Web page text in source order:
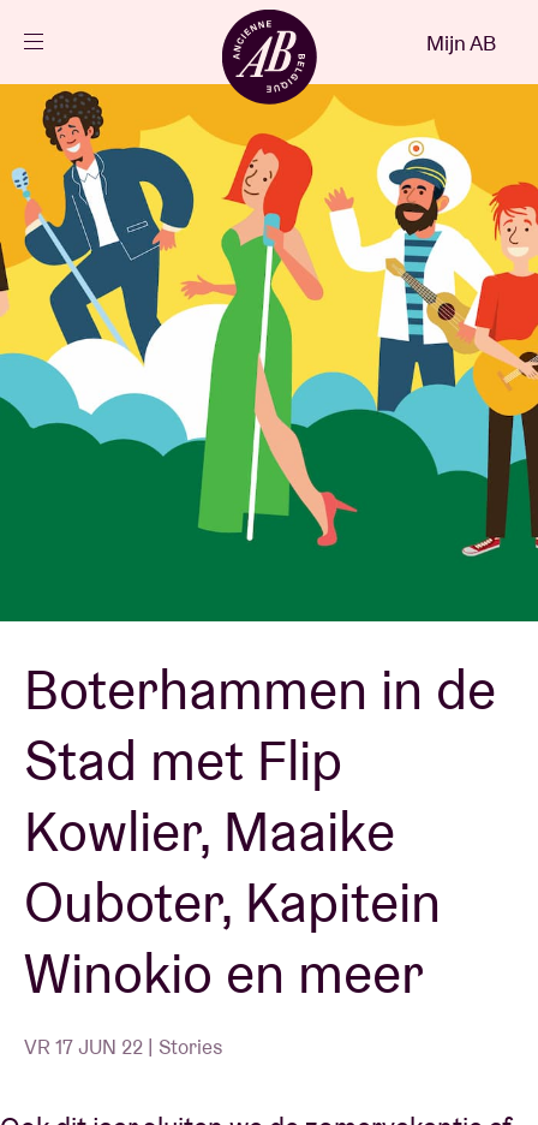
NL
Agenda
Projecten
Nieuws
Bezoekersinfo
AB ❤ you
Zaalhuur
BRDCST
ABtv
Concertcheque
Over AB
Contact
Mijn AB
Boterhammen in de
Stad met Flip
Kowlier, Maaike
Ouboter, Kapitein
Winokio en meer
VR 17 JUN 22 | Stories